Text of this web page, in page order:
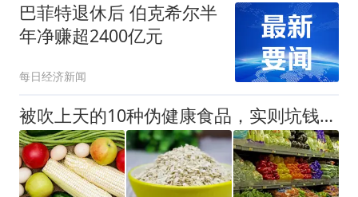
巴菲特退休后 伯克希尔半
年净赚超2400亿元
每日经济新闻
被吹上天的10种伪健康食品，实则坑钱第一名，劝告父母过年别买！